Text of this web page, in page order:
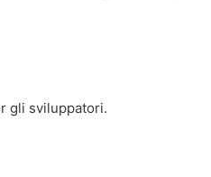
gli sviluppatori.